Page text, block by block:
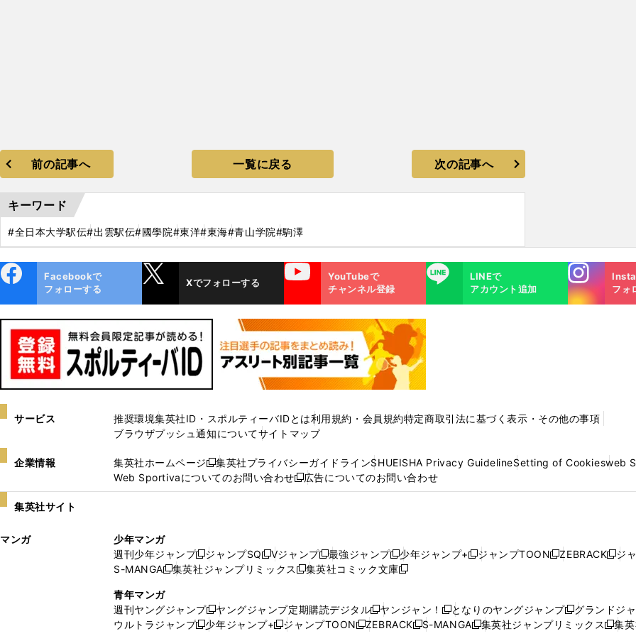
前の記事へ 一覧に戻る 次の記事へ
キーワード
#全日本大学駅伝#出雲駅伝#國學院#東洋#東海#青山学院#駒澤
ok
Facebookで
フォローする
Xでフォローする
YouTube
YouTubeで
チャンネル登録
LINE
LINEで
アカウント追加
Instagra
m
フォ
サービス 推奨環境集英社ID・スポルティーバIDとは利用規約・会員規約特定商取引法に基づく表示・その他の事項
ブラウザプッシュ通知についてサイトマップ
企業情報 集英社ホームページ
新
し
い
ド
ウ
く
集英社プライバシーガイドラインSHUEISHA Privacy GuidelineSetting of Cookiesweb
Web Sportivaについてのお問い合わせ
新
し
ン
ド
開
く
広告についてのお問い合わせ
集英社サイト
マンガ
少年マンガ
週刊少年ジャンプ
新
し
ィ
ン
ジャンプSQ
新
し
ィ
ン
Vジャンプ
新
し
ィ
ン
最強ジャンプ
新
し
ィ
ン
少年ジャンプ+
新
ィ
ン
ジャンプTOON
新
ィ
ン
ZEBRACK
新
ィ
ン
ジ
S-MANGA
新
い
ウ
ィ
集英社ジャンプリミックス
新
ウ
ィ
集英社コミック文庫
新
ウ
ィ
青年マンガ
週刊ヤングジャンプ
新
し
ヤングジャンプ定期購読デジタル
新
し
ヤンジャン！新
し
となりのヤングジャンプ
新
し
グランドジ
ウルトラジャンプ
新
少年ジャンプ+
新
ジャンプTOON
新
ZEBRACK
新
S-MANGA
新
集英社ジャンプリミックス
新
集